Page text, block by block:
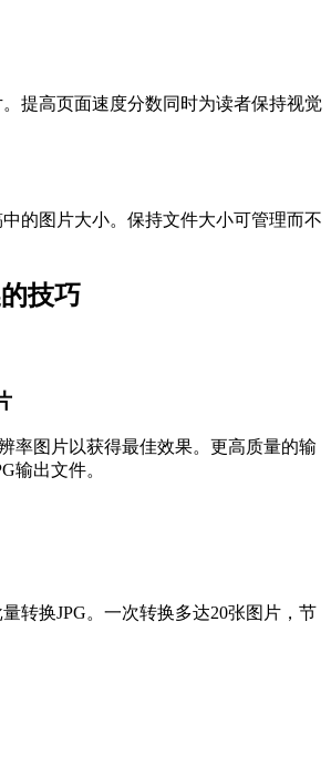
提高页面速度分数同时为读者保持视觉
的图片大小。保持文件大小可管理而不
技巧
率图片以获得最佳效果。更高质量的输
输出文件。
量转换JPG。一次转换多达20张图片，节